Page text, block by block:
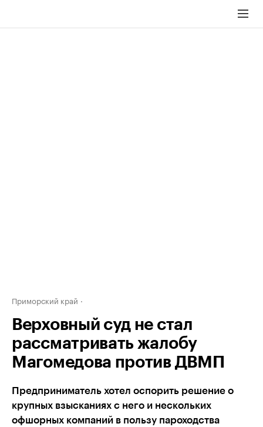
Приморский край
Верховный суд не стал
рассматривать жалобу
Магомедова против ДВМП
Предприниматель хотел оспорить решение о
крупных взысканиях с него и нескольких
офшорных компаний в пользу пароходства